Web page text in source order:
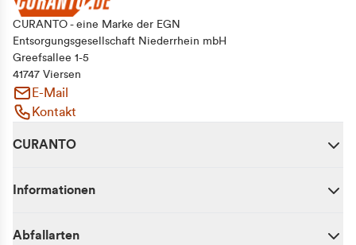
CURANTO - eine Marke der EGN
Entsorgungsgesellschaft Niederrhein mbH
Greefsallee 1-5
41747 Viersen
E-Mail
Kontakt
CURANTO
Informationen
Abfallarten